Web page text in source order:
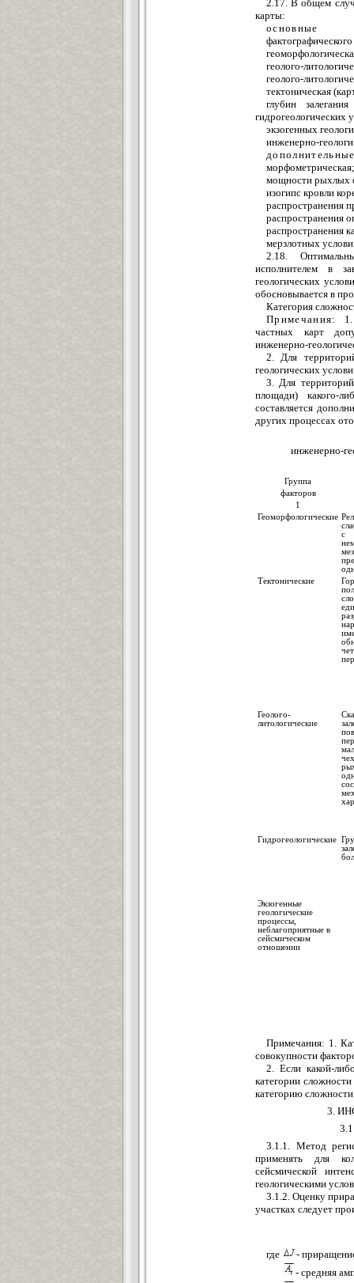
2.17. В общем
карты:
основные
геолого-
геолого-
тектоническая
глубин
гидрогеологических
экзогенных
инженерно-
морфометрическая;
мощности рыхлых
изогипс кровли
распространения
распространения
распространения
мерзлотных
2.18.
исполнителем в
геологических
обосновывается в
Категория
Примечания:
частных карт
инженерно-
2. Для
геологических
3. Для
площади) какого-
составляется
других процессах
инженерно-
Группа
факторов
1
Геоморфологические
с
Тектонические
Геолого-
литологические
Гидрогеологические
Экзогенные
геологические
процессы,
неблагоприятные в
сейсмическом
отношении
Примечания: 1.
совокупности
2. Если какой-
категории
категорию
3.
3.1.1. Метод
применять для
сейсмической
геологическими
3.1.2. Оценку
участках следует
где
-
- средняя